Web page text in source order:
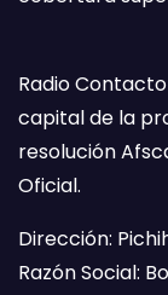
Radio
capital de la
resolución
Oficial.
Dirección:
Razón Social: